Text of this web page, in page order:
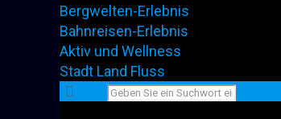
Bergwelten-Erlebnis
Bahnreisen-Erlebnis
Aktiv und Wellness
Stadt Land Fluss